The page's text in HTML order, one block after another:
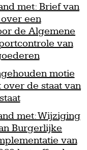
met: Brief van
een
de Algemene
van
motie
de staat van
met: Wijziging
Burgerlijke
van